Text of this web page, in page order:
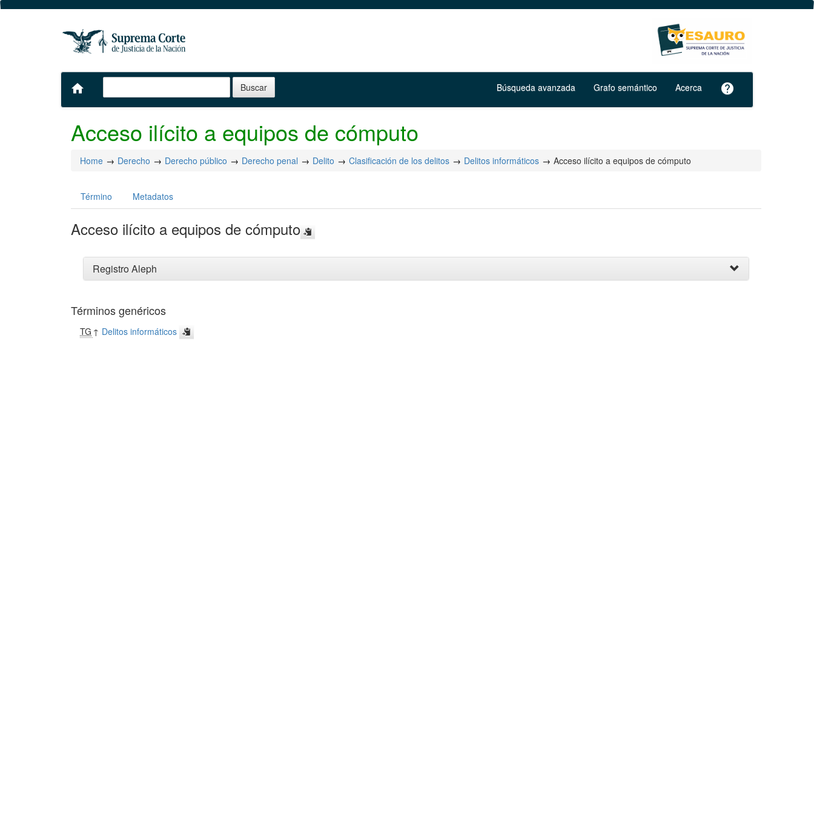
home Búsqueda avanzada Grafo semántico Acerca help
Acceso ilícito a equipos de cómputo
Home Derecho Derecho público Derecho penal Delito Clasificación de los delitos Delitos informáticos Acceso ilícito a equipos de cómputo
Término Metadatos
Acceso ilícito a equipos de cómputo
Registro Aleph
Términos genéricos
TG ↑ Delitos informáticos